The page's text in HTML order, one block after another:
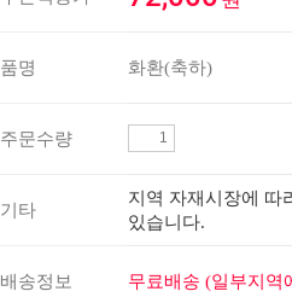
품명 화환(축하)
주문수량
기타
지역 자재시장에 따
있습니다.
배송정보 무료배송 (일부지역